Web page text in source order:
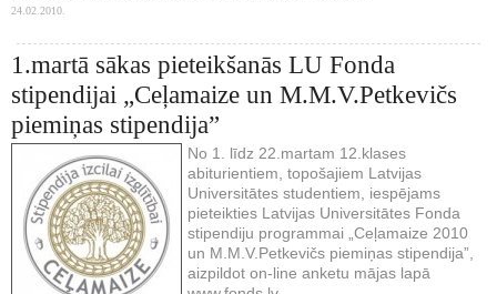
24.02.2010.
1.martā sākas pieteikšanās LU Fonda
stipendijai „Ceļamaize un M.M.V.Petkevičs
piemiņas stipendija”
No 1. līdz 22.martam 12.klases
abiturientiem, topošajiem Latvijas
Universitātes studentiem, iespējams
pieteikties Latvijas Universitātes Fonda
stipendiju programmai „Ceļamaize 2010
un M.M.V.Petkevičs piemiņas stipendija”,
aizpildot on-line anketu mājas lapā